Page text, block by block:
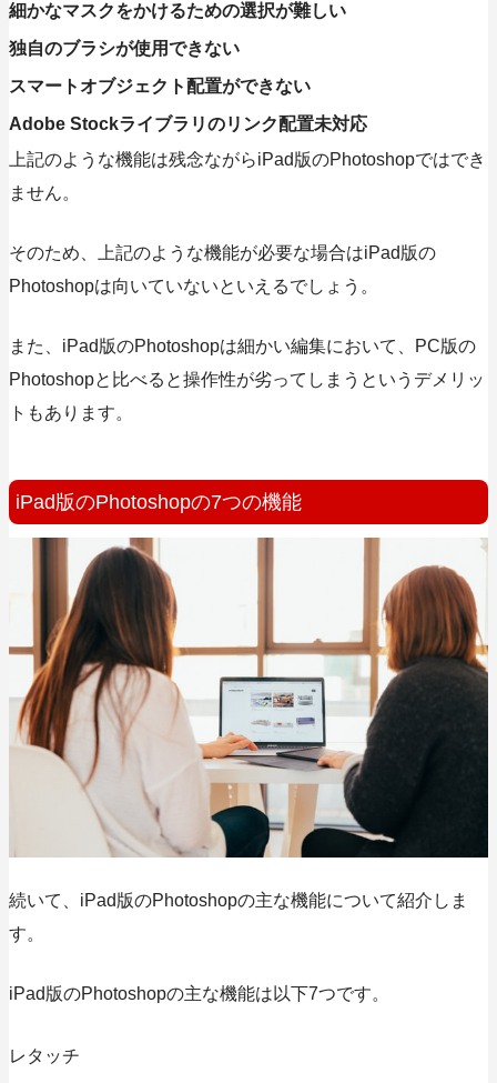
細かなマスクをかけるための選択が難しい
独自のブラシが使用できない
スマートオブジェクト配置ができない
Adobe Stockライブラリのリンク配置未対応
上記のような機能は残念ながらiPad版のPhotoshopではでき
ません。
そのため、上記のような機能が必要な場合はiPad版の
Photoshopは向いていないといえるでしょう。
また、 iPad版のPhotoshopは細かい編集において、PC版の
Photoshopと比べると操作性が劣ってしまうというデメリッ
トもあります。
iPad版のPhotoshopの7つの機能
続いて、iPad版のPhotoshopの主な機能について紹介しま
す。
iPad版のPhotoshopの主な機能は以下7つです。
レタッチ